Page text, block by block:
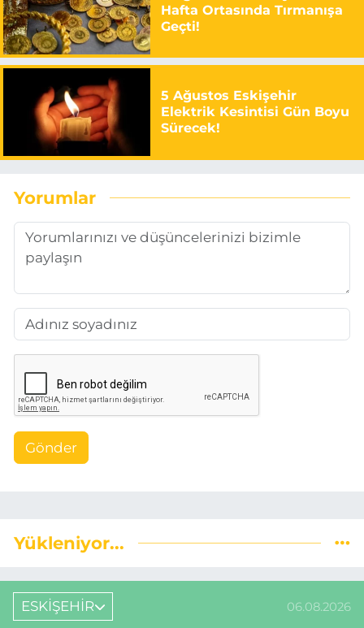
Hafta Ortasında Tırmanışa
Geçti!
5 Ağustos Eskişehir
Elektrik Kesintisi Gün Boyu
Sürecek!
Yorumlar
Gönder
Yükleniyor...
ESKİŞEHİR 06.08.2026